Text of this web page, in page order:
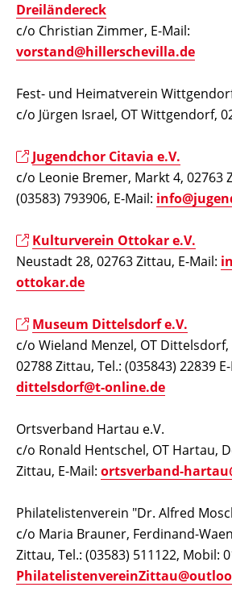
Dreiländereck
c/o Christian Zimmer, E-Mail:
vorstand@hillerschevilla.de
Fest- und Heimatverein
c/o Jürgen Israel, OT Wittgendorf,
Jugendchor Citavia e.V.
c/o Leonie Bremer, Markt 4, 02763
(03583) 793906, E-Mail:
Kulturverein Ottokar e.V.
Neustadt 28, 02763 Zittau, E-Mail:
ottokar.de
Museum Dittelsdorf e.V.
c/o Wieland Menzel, OT Dittelsdorf,
02788 Zittau, Tel.: (035843) 22839
dittelsdorf@t-online.de
Ortsverband Hartau e.V.
c/o Ronald Hentschel, OT Hartau,
Zittau, E-Mail: ortsverband-
Philatelistenverein "Dr. Alfred
c/o Maria Brauner, Ferdinand-
Zittau, Tel.: (03583) 511122, Mobil: